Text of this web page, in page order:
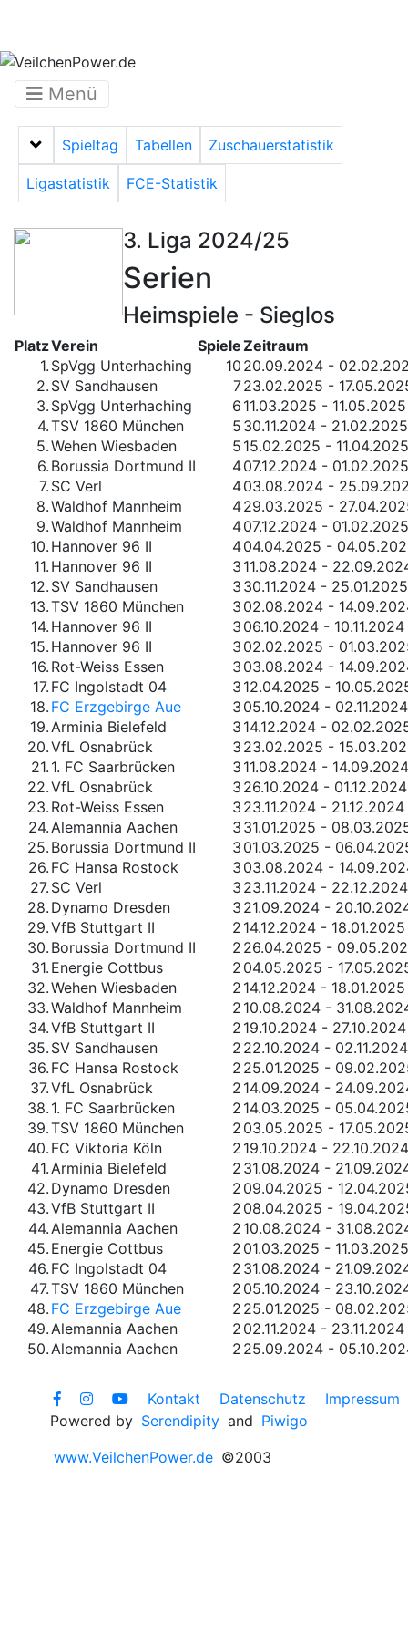
Menü
Menü auf-/zuklappen
Spieltag Tabellen Zuschauerstatistik
Ligastatistik FCE-Statistik
3. Liga 2024/25
Serien
Heimspiele - Sieglos
PlatzVerein SpieleZeitraum
1. SpVgg Unterhaching 10 20.09.2024 -
2. SV Sandhausen 723.02.2025 -
3. SpVgg Unterhaching 6 11.03.2025 - 11.05.2025
4.TSV 1860 München 5 30.11.2024 - 21.02.2025
5.Wehen Wiesbaden 5 15.02.2025 - 11.04.2025
6. Borussia Dortmund II 407.12.2024 - 01.02.2025
7. SC Verl 403.08.2024 -
8.Waldhof Mannheim 429.03.2025 -
9.Waldhof Mannheim 407.12.2024 - 01.02.2025
10. Hannover 96 II 404.04.2025 -
11. Hannover 96 II 3 11.08.2024 -
12. SV Sandhausen 3 30.11.2024 - 25.01.2025
13.TSV 1860 München 3 02.08.2024 -
14. Hannover 96 II 3 06.10.2024 - 10.11.2024
15. Hannover 96 II 3 02.02.2025 -
16. Rot-Weiss Essen 3 03.08.2024 -
17. FC Ingolstadt 04 3 12.04.2025 -
18. FC Erzgebirge Aue 3 05.10.2024 - 02.11.2024
19.Arminia Bielefeld 3 14.12.2024 -
20.VfL Osnabrück 3 23.02.2025 -
21. 1. FC Saarbrücken 3 11.08.2024 - 14.09.2024
22.VfL Osnabrück 3 26.10.2024 - 01.12.2024
23. Rot-Weiss Essen 3 23.11.2024 - 21.12.2024
24.Alemannia Aachen 3 31.01.2025 -
25. Borussia Dortmund II 3 01.03.2025 -
26. FC Hansa Rostock 3 03.08.2024 -
27. SC Verl 3 23.11.2024 - 22.12.2024
28. Dynamo Dresden 3 21.09.2024 -
29.VfB Stuttgart II 2 14.12.2024 - 18.01.2025
30. Borussia Dortmund II 2 26.04.2025 -
31. Energie Cottbus 2 04.05.2025 -
32.Wehen Wiesbaden 2 14.12.2024 - 18.01.2025
33.Waldhof Mannheim 2 10.08.2024 -
34.VfB Stuttgart II 2 19.10.2024 - 27.10.2024
35. SV Sandhausen 2 22.10.2024 - 02.11.2024
36. FC Hansa Rostock 2 25.01.2025 -
37.VfL Osnabrück 2 14.09.2024 -
38. 1. FC Saarbrücken 2 14.03.2025 -
39.TSV 1860 München 2 03.05.2025 -
40. FC Viktoria Köln 2 19.10.2024 - 22.10.2024
41.Arminia Bielefeld 2 31.08.2024 -
42. Dynamo Dresden 2 09.04.2025 -
43.VfB Stuttgart II 2 08.04.2025 -
44.Alemannia Aachen 2 10.08.2024 -
45. Energie Cottbus 2 01.03.2025 - 11.03.2025
46. FC Ingolstadt 04 2 31.08.2024 -
47.TSV 1860 München 2 05.10.2024 -
48. FC Erzgebirge Aue 2 25.01.2025 -
49.Alemannia Aachen 2 02.11.2024 - 23.11.2024
50.Alemannia Aachen 2 25.09.2024 -
Kontakt Datenschutz
Impressum
Powered by Serendipity and Piwigo
www.VeilchenPower.de ©2003